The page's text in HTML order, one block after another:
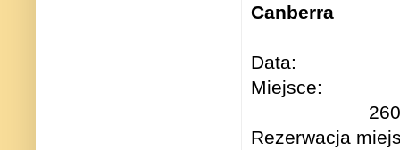
Canberra
Data:
Miejsce:
Rezerwacja